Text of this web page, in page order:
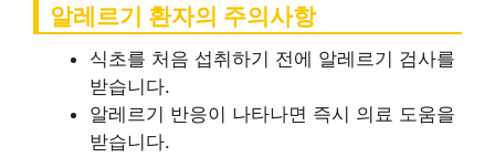
알레르기 환자의 주의사항
식초를 처음 섭취하기 전에 알레르기 검사를
받습니다.
알레르기 반응이 나타나면 즉시 의료 도움을
받습니다.